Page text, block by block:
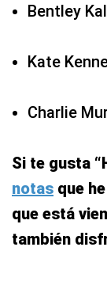
Bentley
Kate
Charlie
Si te gusta
notas que
que está
también